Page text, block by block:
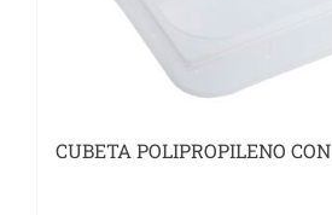
CUBETA POLIPROPILENO